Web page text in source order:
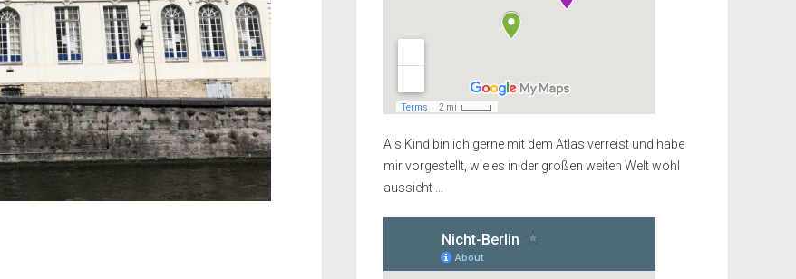
Als Kind bin ich gerne mit dem Atlas verreist und habe
mir vorgestellt, wie es in der großen weiten Welt wohl
aussieht ...